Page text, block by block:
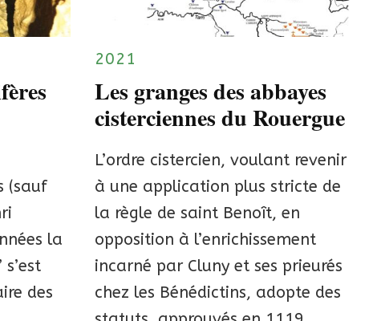
(sauf
la
des
2021
Les granges des abbayes
cisterciennes du Rouergue
L’ordre cistercien, voulant revenir
à une application plus stricte de
la règle de saint Benoît, en
opposition à l’enrichissement
incarné par Cluny et ses prieurés
chez les Bénédictins, adopte des